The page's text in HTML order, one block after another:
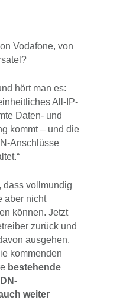
Vodafone, von
hört man es:
All-IP-
Daten- und
kommt – und die
Anschlüsse
dass vollmundig
aber nicht
können. Jetzt
zurück und
ausgehen,
kommenden
bestehende
weiter